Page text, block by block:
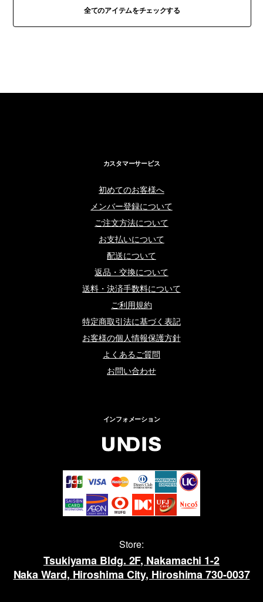
全てのアイテムをチェックする
カスタマーサービス
初めてのお客様へ
メンバー登録について
ご注文方法について
お支払いについて
配送について
返品・交換について
送料・決済手数料について
ご利用規約
特定商取引法に基づく表記
お客様の個人情報保護方針
よくあるご質問
お問い合わせ
インフォメーション
Store:
Tsukiyama Bldg. 2F, Nakamachi 1-2
Naka Ward, Hiroshima City, Hiroshima 730-0037